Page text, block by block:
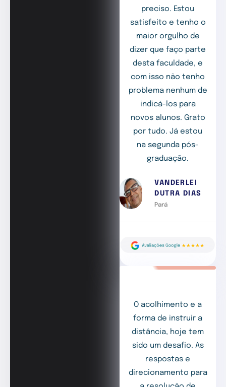
preciso. Estou
satisfeito e tenho o
maior orgulho de
dizer que faço parte
desta faculdade, e
com isso não tenho
problema nenhum de
indicá-los para
novos alunos. Grato
por tudo. Já estou
na segunda pós-
graduação.
VANDERLEI
DUTRA DIAS
Pará
O acolhimento e a
forma de instruir a
distância, hoje tem
sido um desafio. As
respostas e
direcionamento para